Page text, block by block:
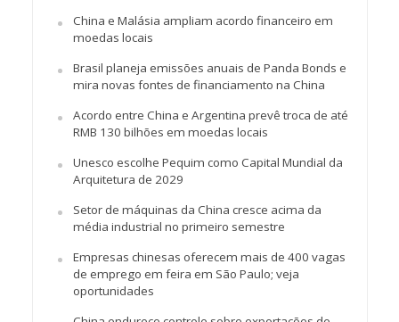
China e Malásia ampliam acordo financeiro em
moedas locais
Brasil planeja emissões anuais de Panda Bonds e
mira novas fontes de financiamento na China
Acordo entre China e Argentina prevê troca de até
RMB 130 bilhões em moedas locais
Unesco escolhe Pequim como Capital Mundial da
Arquitetura de 2029
Setor de máquinas da China cresce acima da
média industrial no primeiro semestre
Empresas chinesas oferecem mais de 400 vagas
de emprego em feira em São Paulo; veja
oportunidades